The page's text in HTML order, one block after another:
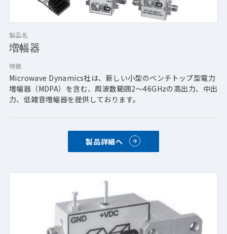
製品名
増幅器
特徴
Microwave Dynamics社は、新しい小型のベンチトップ型電力
増幅器（MDPA）を含む、周波数範囲2～46GHzの高出力、中出
力、低雑音増幅器を提供しております。
製品詳細へ